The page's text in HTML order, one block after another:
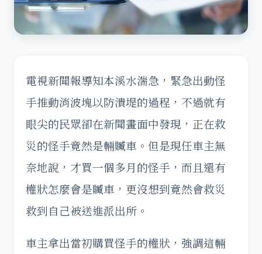
電視新聞報導知本溪水湍急，緊急出動怪
手推動消波塊以防潰堤的過程，不過就有
眼尖的民眾卻在新聞畫面中發現，正在救
災的怪手竟然是輛贓車。但是現任車主無
奈地說，才買一個多月的怪手，而且還有
權狀怎麼會是贓車，更沒想到竟然會救災
救到自己被送進派出所。
車主拿出當初購買怪手的權狀，強調這輛